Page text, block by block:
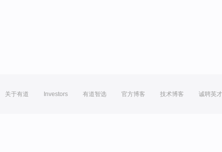
关于有道 Investors 有道智选 官方博客 技术博客 诚聘英才